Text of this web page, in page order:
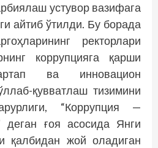
устувор вазифага
айтиб ўтилди. Бу борада
ректорлари
коррупцияга қарши
ва инновацион
қувватлаш тизимини
“Коррупция —
деган ғоя асосида Янги
қалбидан жой оладиган